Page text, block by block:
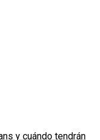
y cuándo tendrán